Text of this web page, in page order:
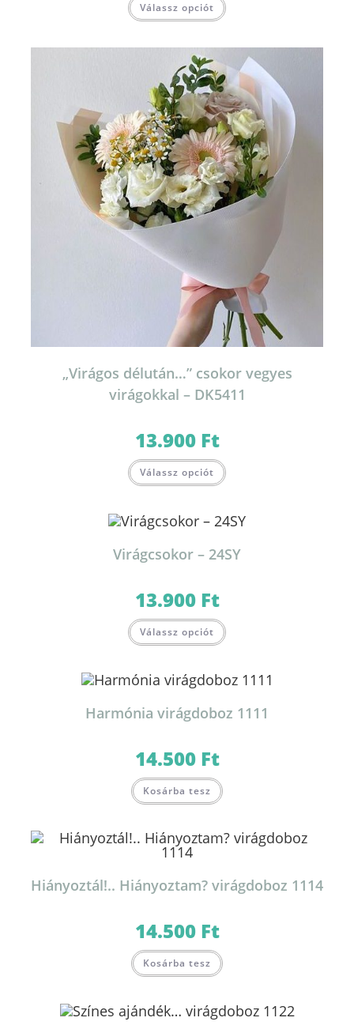
Válassz opciót
„Virágos délután…” csokor vegyes
virágokkal – DK5411
13.900 Ft
Válassz opciót
Virágcsokor – 24SY
13.900 Ft
Válassz opciót
Harmónia virágdoboz 1111
14.500 Ft
Kosárba tesz
Hiányoztál!.. Hiányoztam? virágdoboz 1114
14.500 Ft
Kosárba tesz